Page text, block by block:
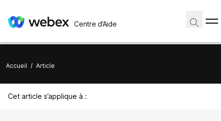
Centre d’Aide
Accueil / Article
Cet article s’applique à :